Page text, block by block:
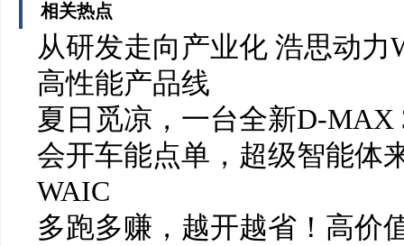
相关热点
从研发走向产业化 浩思动
高性能产品线
夏日觅凉，一台全新D-MAX
会开车能点单，超级智能体
WAIC
多跑多赚，越开越省！高价